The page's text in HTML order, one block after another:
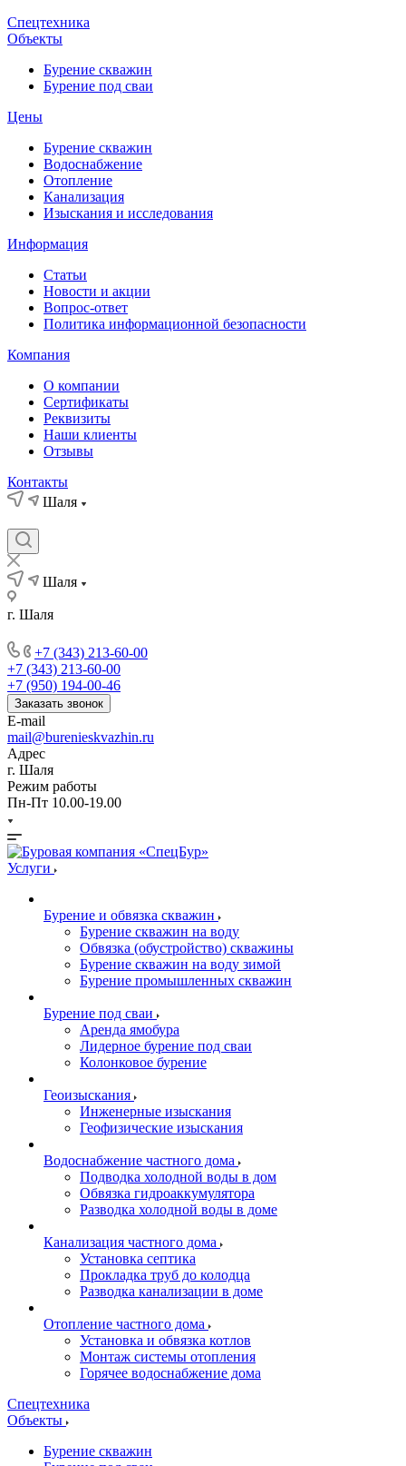
Спецтехника
Объекты
Бурение скважин
Бурение под сваи
Цены
Бурение скважин
Водоснабжение
Отопление
Канализация
Изыскания и исследования
Информация
Статьи
Новости и акции
Вопрос-ответ
Политика информационной безопасности
Компания
О компании
Сертификаты
Реквизиты
Наши клиенты
Отзывы
Контакты
Шаля
Шаля
г. Шаля
+7 (343) 213-60-00
+7 (343) 213-60-00
+7 (950) 194-00-46
Заказать звонок
E-mail
mail@burenieskvazhin.ru
Адрес
г. Шаля
Режим работы
Пн-Пт 10.00-19.00
Услуги
Бурение и обвязка скважин
Бурение скважин на воду
Обвязка (обустройство) скважины
Бурение скважин на воду зимой
Бурение промышленных скважин
Бурение под сваи
Аренда ямобура
Лидерное бурение под сваи
Колонковое бурение
Геоизыскания
Инженерные изыскания
Геофизические изыскания
Водоснабжение частного дома
Подводка холодной воды в дом
Обвязка гидроаккумулятора
Разводка холодной воды в доме
Канализация частного дома
Установка септика
Прокладка труб до колодца
Разводка канализации в доме
Отопление частного дома
Установка и обвязка котлов
Монтаж системы отопления
Горячее водоснабжение дома
Спецтехника
Объекты
Бурение скважин